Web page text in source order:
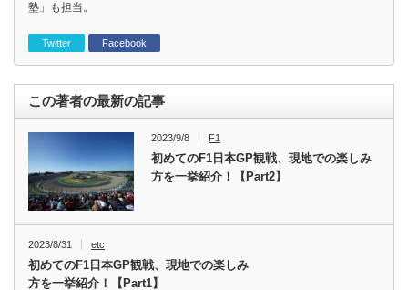
塾」も担当。
Twitter Facebook
この著者の最新の記事
2023/9/8 F1
初めてのF1日本GP観戦、現地での楽しみ
方を一挙紹介！【Part2】
2023/8/31 etc
初めてのF1日本GP観戦、現地での楽しみ
方を一挙紹介！【Part1】